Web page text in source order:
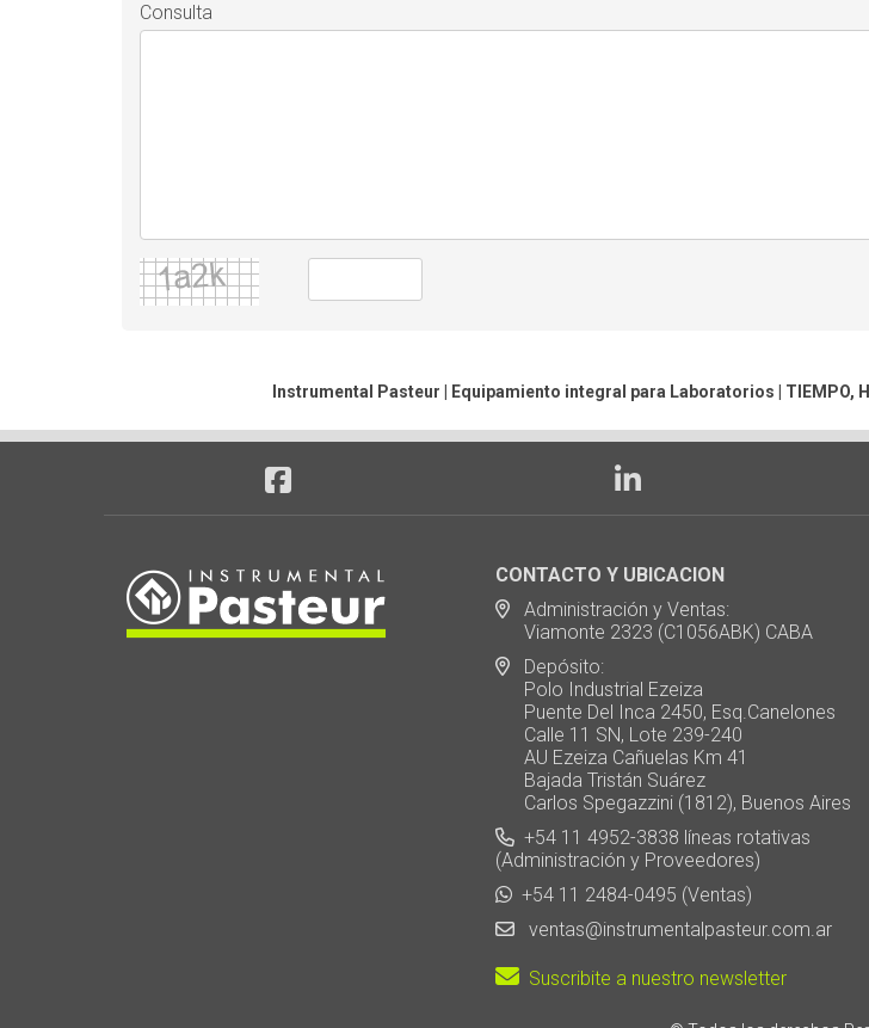
Consulta
Instrumental Pasteur | Equipamiento integral para Laboratorios | TIEMPO,
CONTACTO Y UBICACION
Administración y Ventas:
Viamonte 2323 (C1056ABK) CABA
Depósito:
Polo Industrial Ezeiza
Puente Del Inca 2450, Esq.Canelones
Calle 11 SN, Lote 239-240
AU Ezeiza Cañuelas Km 41
Bajada Tristán Suárez
Carlos Spegazzini (1812), Buenos Aires
+54 11 4952-3838 líneas rotativas
(Administración y Proveedores)
+54 11 2484-0495 (Ventas)
ventas@instrumentalpasteur.com.ar
Suscribite a nuestro newsletter